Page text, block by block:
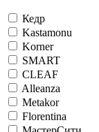
Кедр
Kastamonu
Korner
SMART
CLEAF
Alleanza
Metakor
Florentina